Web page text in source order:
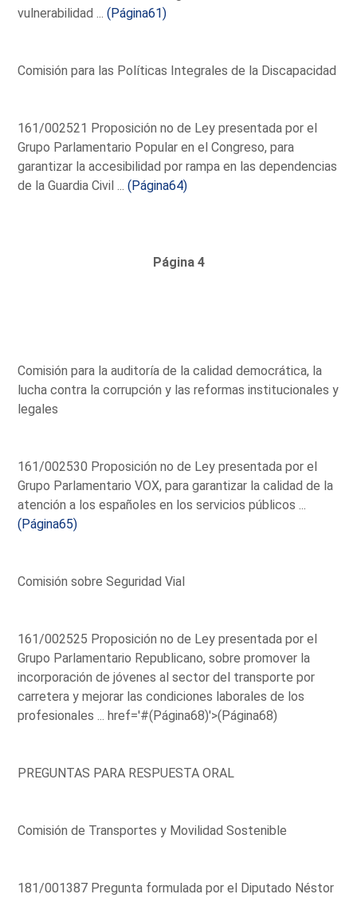
vulnerabilidad ...(Página61)
Comisión para las Políticas Integrales de la Discapacidad
161/002521 Proposición no de Ley presentada por el
Grupo Parlamentario Popular en el Congreso, para
garantizar la accesibilidad por rampa en las dependencias
de la Guardia Civil ...(Página64)
Página 4
Comisión para la auditoría de la calidad democrática, la
lucha contra la corrupción y las reformas institucionales y
legales
161/002530 Proposición no de Ley presentada por el
Grupo Parlamentario VOX, para garantizar la calidad de la
atención a los españoles en los servicios públicos ...
(Página65)
Comisión sobre Seguridad Vial
161/002525 Proposición no de Ley presentada por el
Grupo Parlamentario Republicano, sobre promover la
incorporación de jóvenes al sector del transporte por
carretera y mejorar las condiciones laborales de los
profesionales ...href='#(Página68)'>(Página68)
PREGUNTAS PARA RESPUESTA ORAL
Comisión de Transportes y Movilidad Sostenible
181/001387 Pregunta formulada por el Diputado Néstor